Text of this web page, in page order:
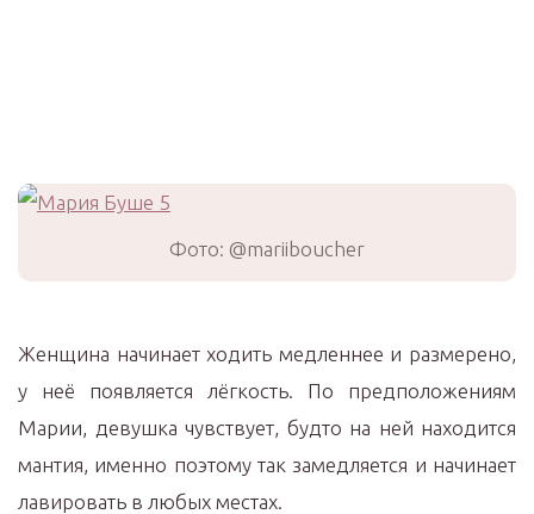
Фото: @mariiboucher
Женщина начинает ходить медленнее и размерено,
у неё появляется лёгкость. По предположениям
Марии, девушка чувствует, будто на ней находится
мантия, именно поэтому так замедляется и начинает
лавировать в любых местах.